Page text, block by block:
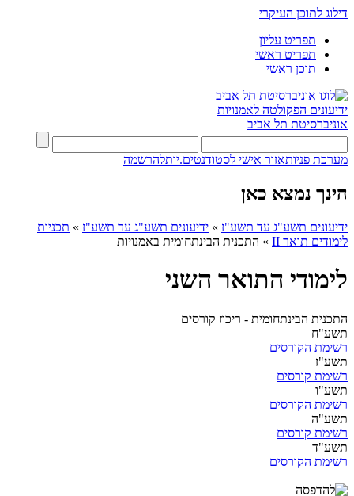
דילוג לתוכן העיקרי
תפריט עליון
תפריט ראשי
תוכן ראשי
ידיעונים הפקולטה לאמנויות
אוניברסיטת תל אביב
מערכת פניותאזור אישי לסטודנטים.יותלהרשמה
הינך נמצא כאן
ידיעונים תשע"ג עד תשע"ז » ידיעונים תשע"ג עד תשע"ז » תכניות
לימודים תואר II
» התכנית הבינתחומית באמנויות
לימודי התואר השני
התכנית הבינתחומית - ריכוז קורסים
תשע"ח
רשימת הקורסים
תשע"ז
רשימת קורסים
תשע"ו
רשימת הקורסים
תשע"ה
רשימת קורסים
תשע"ד
רשימת הקורסים